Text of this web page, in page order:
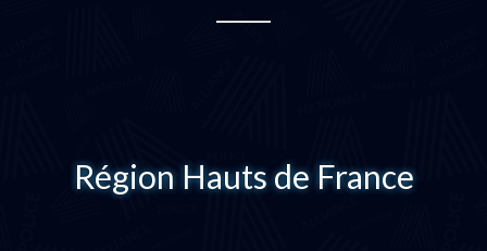
Région Hauts de France